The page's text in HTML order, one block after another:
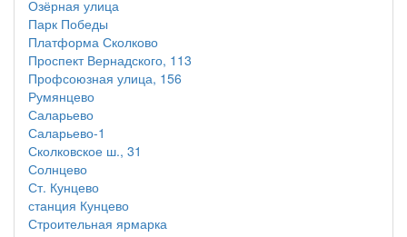
Озёрная улица
Парк Победы
Платформа Сколково
Проспект Вернадского, 113
Профсоюзная улица, 156
Румянцево
Саларьево
Саларьево-1
Сколковское ш., 31
Солнцево
Ст. Кунцево
станция Кунцево
Строительная ярмарка